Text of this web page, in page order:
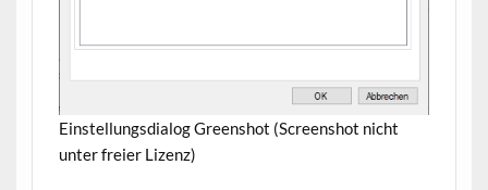
Einstellungsdialog Greenshot (Screenshot nicht
unter freier Lizenz)